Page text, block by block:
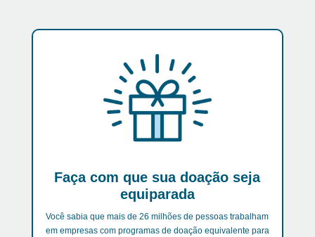
Faça com que sua doação seja
equiparada
Você sabia que mais de 26 milhões de pessoas trabalham
em empresas com programas de doação equivalente para